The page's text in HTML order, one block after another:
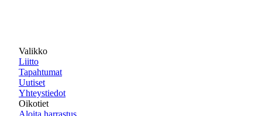
Valikko
Liitto
Tapahtumat
Uutiset
Yhteystiedot
Oikotiet
Aloita harrastus